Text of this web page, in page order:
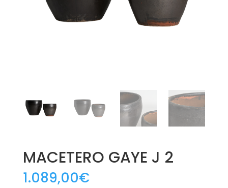
MACETERO GAYE J 2
1.089,00€